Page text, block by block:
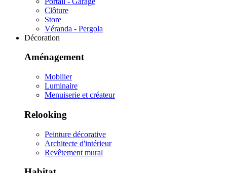
Clôture
Store
Véranda - Pergola
Décoration
Aménagement
Mobilier
Luminaire
Menuiserie et créateur
Relooking
Peinture décorative
Architecte d'intérieur
Revêtement mural